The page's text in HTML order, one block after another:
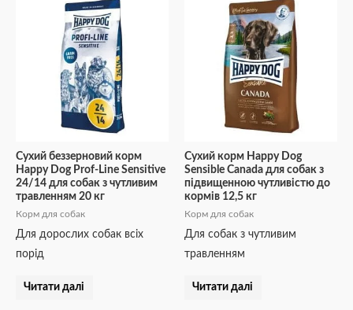
Сухий беззерновий корм
Happy Dog Prof-Line Sensitive
24/14 для собак з чутливим
травленням 20 кг
Корм для собак
Для дорослих собак всіх
порід
Читати далі
Сухий корм Happy Dog
Sensible Canada для собак з
підвищенною чутливістю до
кормів 12,5 кг
Корм для собак
Для собак з чутливим
травленням
Читати далі